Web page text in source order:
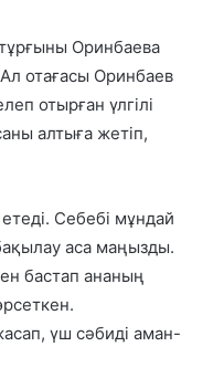
Оринбаева
отағасы Оринбаев
отырған үлгілі
алтыға жетіп,
Себебі мұндай
аса маңызды.
бастап ананың
үш сәбиді аман-